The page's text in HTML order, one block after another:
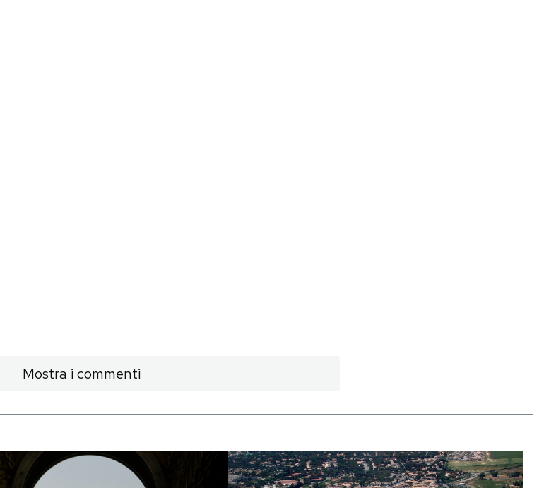
Mostra i commenti